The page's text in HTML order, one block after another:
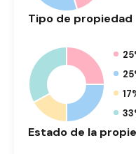
Tipo de propiedad
Estado de la